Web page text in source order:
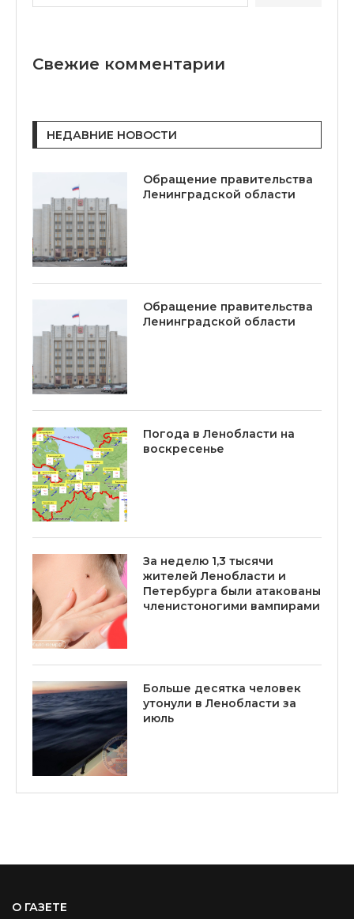
Свежие комментарии
НЕДАВНИЕ НОВОСТИ
Обращение правительства
Ленинградской области
Обращение правительства
Ленинградской области
Погода в Ленобласти на
воскресенье
За неделю 1,3 тысячи
жителей Ленобласти и
Петербурга были атакованы
членистоногими вампирами
Больше десятка человек
утонули в Ленобласти за
июль
О ГАЗЕТЕ